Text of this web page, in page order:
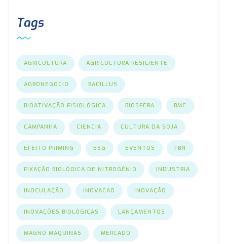
Tags
AGRICULTURA AGRICULTURA RESILIENTE
AGRONEGÓCIO BACILLUS
BIOATIVAÇÃO FISIOLÓGICA BIOSFERA BME
CAMPANHA CIENCIA CULTURA DA SOJA
EFEITO PRIMING ESG EVENTOS FBN
FIXAÇÃO BIOLÓGICA DE NITROGÊNIO INDUSTRIA
INOCULAÇÃO INOVACAO INOVAÇÃO
INOVAÇÕES BIOLÓGICAS LANÇAMENTOS
MAGNO MÁQUINAS MERCADO